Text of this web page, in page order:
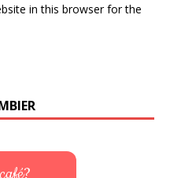
in this browser for the